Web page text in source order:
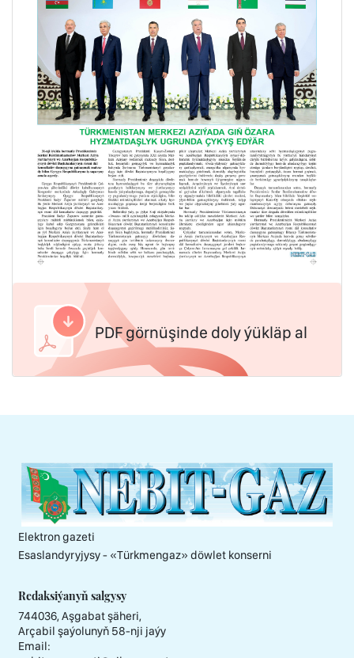
PDF görnüşinde doly ýükläp al
Elektron gazeti
Esaslandyryjysy - «Тürkmengaz» döwlet konserni
Redaksiýanyň salgysy
744036, Aşgabat şäheri,
Arçabil şaýolunyň 58-nji jaýy
Email: